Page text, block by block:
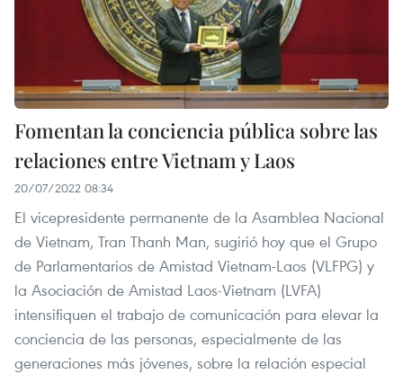
Fomentan la conciencia pública sobre las
relaciones entre Vietnam y Laos
20/07/2022 08:34
El vicepresidente permanente de la Asamblea Nacional
de Vietnam, Tran Thanh Man, sugirió hoy que el Grupo
de Parlamentarios de Amistad Vietnam-Laos (VLFPG) y
la Asociación de Amistad Laos-Vietnam (LVFA)
intensifiquen el trabajo de comunicación para elevar la
conciencia de las personas, especialmente de las
generaciones más jóvenes, sobre la relación especial